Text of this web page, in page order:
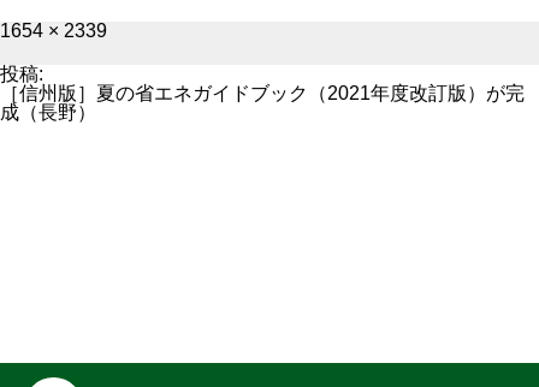
フ
サ
イ
ズ
1654 × 2339
投稿:
［信州版］夏の省エネガイドブック（2021年度改訂版）が完
成（長野）